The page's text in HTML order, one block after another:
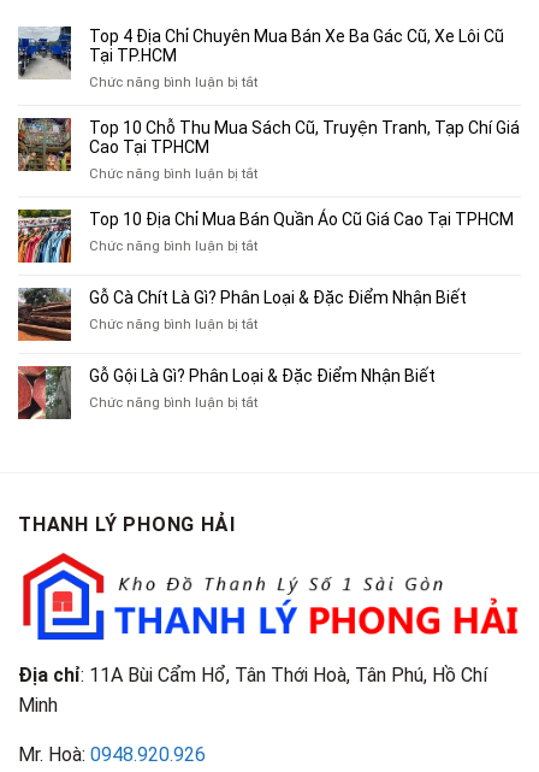
Top 4 Địa Chỉ Chuyên Mua Bán Xe Ba Gác Cũ, Xe Lôi Cũ
Tại TP.HCM
Chức năng bình luận bị tắtở
4
Chuyên
Bán
Xe
Cũ,
Xe
Cũ
TP.HCM
Top 10 Chỗ Thu Mua Sách Cũ, Truyện Tranh, Tạp Chí Giá
Cao Tại TPHCM
Chức năng bình luận bị tắtở
10
Thu
Sách
Tạp
Chí
Top 10 Địa Chỉ Mua Bán Quần Áo Cũ Giá Cao Tại TPHCM
Chức năng bình luận bị tắtở
Địa
Chỉ
Bán
Áo
Gỗ Cà Chít Là Gì? Phân Loại & Đặc Điểm Nhận Biết
Chức năng bình luận bị tắtở
Chít
Là
Gỗ Gội Là Gì? Phân Loại & Đặc Điểm Nhận Biết
Chức năng bình luận bị tắtở
Điểm
Nhận
Biết
THANH LÝ PHONG HẢI
Địa chỉ: 11A Bùi Cẩm Hổ, Tân Thới Hoà, Tân Phú, Hồ Chí
Minh
Mr. Hoà: 0948.920.926